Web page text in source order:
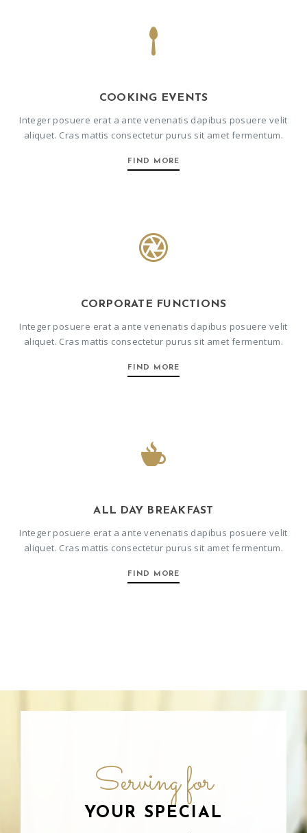
COOKING EVENTS
Integer posuere erat a ante venenatis dapibus posuere velit
aliquet. Cras mattis consectetur purus sit amet fermentum.
FIND MORE
CORPORATE FUNCTIONS
Integer posuere erat a ante venenatis dapibus posuere velit
aliquet. Cras mattis consectetur purus sit amet fermentum.
FIND MORE
ALL DAY BREAKFAST
Integer posuere erat a ante venenatis dapibus posuere velit
aliquet. Cras mattis consectetur purus sit amet fermentum.
FIND MORE
Serving for
YOUR SPECIAL